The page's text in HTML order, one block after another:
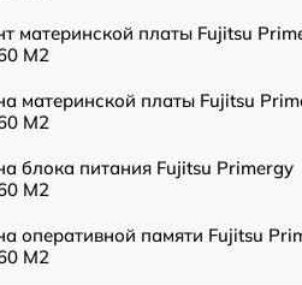
материнской платы Fujitsu
M2
материнской платы Fujitsu
M2
блока питания Fujitsu Primergy
M2
оперативной памяти Fujitsu
M2